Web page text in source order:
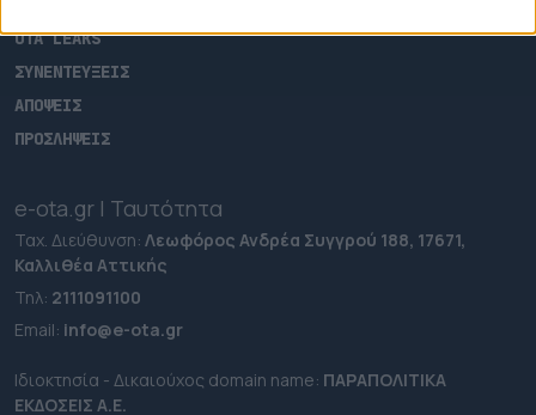
OTA LEAKS
ΣΥΝΕΝΤΕΥΞΕΙΣ
ΑΠΟΨΕΙΣ
ΠΡΟΣΛΗΨΕΙΣ
e-ota.gr | Ταυτότητα
Ταχ. Διεύθυνση: Λεωφόρος Ανδρέα Συγγρού 188, 17671,
Καλλιθέα Αττικής
Τηλ: 2111091100
Εmail: info@e-ota.gr
Ιδιοκτησία - Δικαιούχος domain name: ΠΑΡΑΠΟΛΙΤΙΚΑ
ΕΚΔΟΣΕΙΣ A.E.